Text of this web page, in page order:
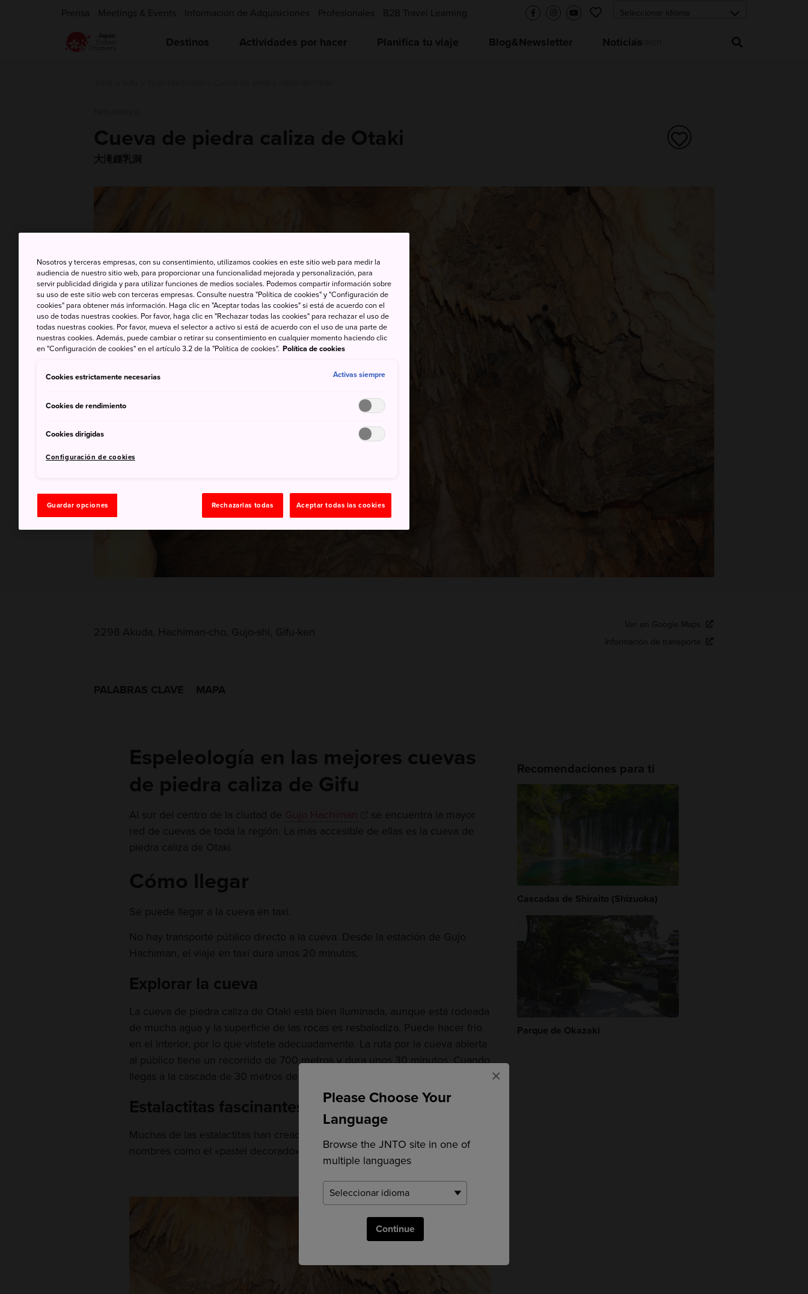
Please Choose Your
Language
Browse the JNTO site in one of
multiple languages
Continue
×
Prensa Meetings & Events Información de Adquisiciones Profesionales B2B Travel Learning
Destinos Actividades por hacer Planifica tu viaje Blog&Newsletter Noticias
Cueva de piedra caliza de Otaki
大滝鍾乳洞
2298 Akuda, Hachiman-cho, Gujo-shi, Gifu-ken
Ver en Google Maps
Información de transporte
PALABRAS CLAVE MAPA
Espeleología en las mejores cuevas
de piedra caliza de Gifu
Al sur del centro de la ciudad de Gujo Hachiman
se encuentra la mayor
red de cuevas de toda la región. La más accesible de ellas es la cueva de
piedra caliza de Otaki.
Cómo llegar
Se puede llegar a la cueva en taxi.
No hay transporte público directo a la cueva. Desde la estación de Gujo
Hachiman, el viaje en taxi dura unos 20 minutos.
Explorar la cueva
La cueva de piedra caliza de Otaki está bien iluminada, aunque está rodeada
de mucha agua y la superficie de las rocas es resbaladiza. Puede hacer frío
en el interior, por lo que vístete adecuadamente. La ruta por la cueva abierta
al público tiene un recorrido de 700 metros y dura unos 30 minutos. Cuando
llegas a la cascada de 30 metros de alto, estás ya casi al final.
Estalactitas fascinantes
Muchas de las estalactitas han creado formas reconocibles, recibiendo
nombres como el «pastel decorado» o la «Torre de Pisa».
Recomendaciones para ti
Cascadas de Shiraito (Shizuoka)
Parque de Okazaki
Nosotros y terceras empresas, con su consentimiento, utilizamos cookies en este sitio web para medir la
audiencia de nuestro sitio web, para proporcionar una funcionalidad mejorada y personalización, para
servir publicidad dirigida y para utilizar funciones de medios sociales. Podemos compartir información sobre
su uso de este sitio web con terceras empresas. Consulte nuestra "Política de cookies" y "Configuración de
cookies" para obtener más información. Haga clic en "Aceptar todas las cookies" si está de acuerdo con el
uso de todas nuestras cookies. Por favor, haga clic en "Rechazar todas las cookies" para rechazar el uso de
todas nuestras cookies. Por favor, mueva el selector a activo si está de acuerdo con el uso de una parte de
nuestras cookies. Además, puede cambiar o retirar su consentimiento en cualquier momento haciendo clic
en "Configuración de cookies" en el artículo 3.2 de la "Política de cookies". Política de cookies
Cookies estrictamente necesarias Activas siempre
Cookies de rendimiento
Cookies dirigidas
Configuración de cookies
Guardar opciones Rechazarlas todas Aceptar todas las cookies